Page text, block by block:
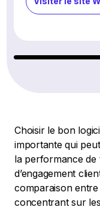
Choisir le bon
importante qui
la performance de
d’engagement
comparaison
concentrant sur